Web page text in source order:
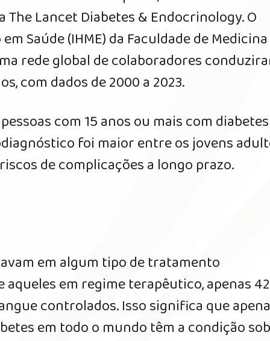
Lancet Diabetes & Endocrinology. O
Saúde (IHME) da Faculdade de
rede global de colaboradores
com dados de 2000 a 2023.
com 15 anos ou mais com diabetes
foi maior entre os jovens
de complicações a longo prazo.
em algum tipo de tratamento
em regime terapêutico, apenas
controlados. Isso significa que
em todo o mundo têm a condição sob